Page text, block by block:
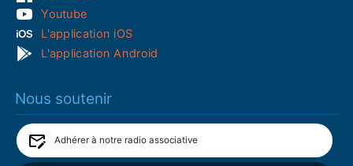
Youtube
L'application iOS
L'application Android
Nous soutenir
Adhérer à notre radio associative